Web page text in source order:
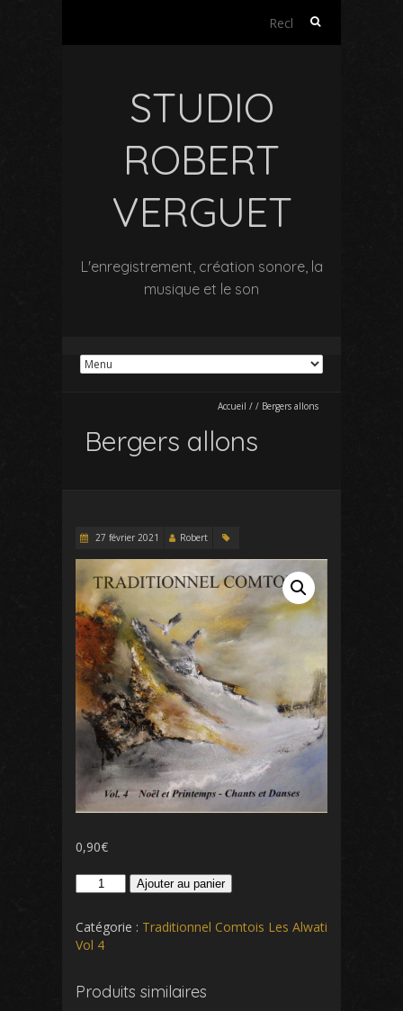
Rechercher :
STUDIO
ROBERT
VERGUET
L'enregistrement, création sonore, la
musique et le son
Accueil / / Bergers allons
Bergers allons
27 février 2021 Robert
0,90€
quantité
Bergers
allons
Ajouter au panier
Catégorie : Traditionnel Comtois Les Alwati
Vol 4
Produits similaires